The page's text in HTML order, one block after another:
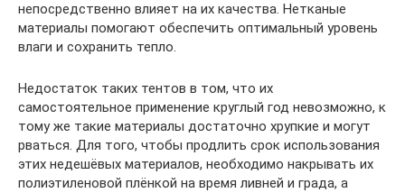
непосредственно влияет на их качества. Нетканые
материалы помогают обеспечить оптимальный уровень
влаги и сохранить тепло.
Недостаток таких тентов в том, что их
самостоятельное применение круглый год невозможно, к
тому же такие материалы достаточно хрупкие и могут
рваться. Для того, чтобы продлить срок использования
этих недешёвых материалов, необходимо накрывать их
полиэтиленовой плёнкой на время ливней и града, а